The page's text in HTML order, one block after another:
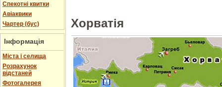
Спекотні квитки
Авіаквики
Чартер (бус)
Інформація
Міста і селища
Розрахунок
відстаней
Фотогалерея
Хорватія